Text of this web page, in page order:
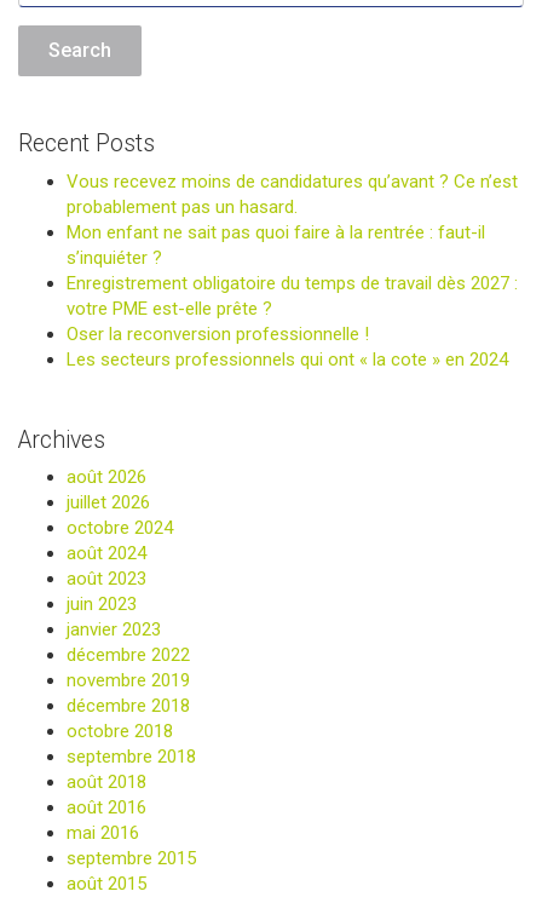
Recent Posts
Vous recevez moins de candidatures qu’avant ? Ce n’est
probablement pas un hasard.
Mon enfant ne sait pas quoi faire à la rentrée : faut-il
s’inquiéter ?
Enregistrement obligatoire du temps de travail dès 2027 :
votre PME est-elle prête ?
Oser la reconversion professionnelle !
Les secteurs professionnels qui ont « la cote » en 2024
Archives
août 2026
juillet 2026
octobre 2024
août 2024
août 2023
juin 2023
janvier 2023
décembre 2022
novembre 2019
décembre 2018
octobre 2018
septembre 2018
août 2018
août 2016
mai 2016
septembre 2015
août 2015